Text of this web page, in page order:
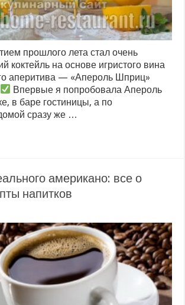
прошлого лета стал очень
коктейль на основе игристого вина
аперитива — «Апероль Шприц»
Впервые я попробовала Апероль
в баре гостиницы, а по
сразу же …
американо: все о
напитков